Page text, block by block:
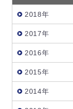
2018年
2017年
2016年
2015年
2014年